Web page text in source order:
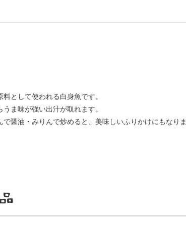
として使われる白身魚です。
ま味が強い出汁が取れます。
で醤油・みりんで炒めると、美味しいふりかけにもなり